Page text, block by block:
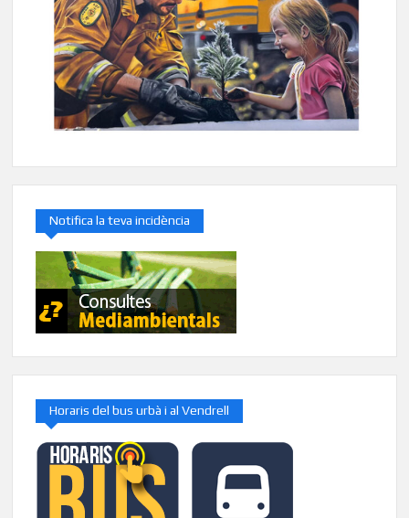
Notifica la teva incidència
Horaris del bus urbà i al Vendrell